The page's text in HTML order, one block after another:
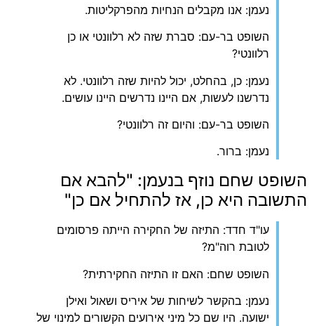
נעמן: אנו מקבלים הנחיות מהפרקליטות.
השופט בר-עם: סברת שזה לא רלוונטי או כן
רלוונטי?
נעמן: כן, בהחלט, יכול להיות שזה רלוונטי. לא
נדרשנו לעשות, אם היינו נדרשים היינו עושים.
השופט בר-עם: והיום זה רלוונטי?
נעמן: ברור.
השופט שחם נוזף בנעמן: "להבא אם
התשובה היא כן, אז להתחיל אם כן"
עו"ד חדד: התיזה של החקירה הייתה פרסומים
לטובת רוה"מ?
השופט שחם: האם זו התיזה החקירתית?
נעמן: בהקשר לשיחות של איריס ושאול ואילן
ישועה. היו שם כל מיני אירועים הקשורים למינוי של